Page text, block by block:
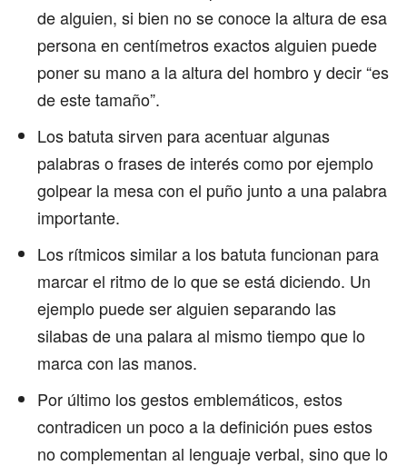
de alguien, si bien no se conoce la altura de esa
persona en centímetros exactos alguien puede
poner su mano a la altura del hombro y decir “es
de este tamaño”.
Los batuta sirven para acentuar algunas
palabras o frases de interés como por ejemplo
golpear la mesa con el puño junto a una palabra
importante.
Los rítmicos similar a los batuta funcionan para
marcar el ritmo de lo que se está diciendo. Un
ejemplo puede ser alguien separando las
silabas de una palara al mismo tiempo que lo
marca con las manos.
Por último los gestos emblemáticos, estos
contradicen un poco a la definición pues estos
no complementan al lenguaje verbal, sino que lo